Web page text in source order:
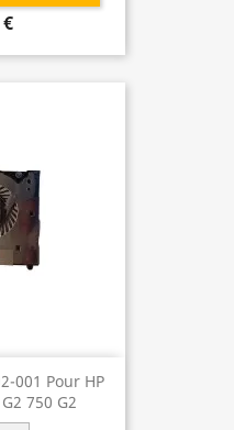
001 Pour HP
750 G2